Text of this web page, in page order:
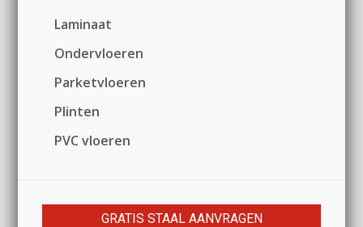
Laminaat
Ondervloeren
Parketvloeren
Plinten
PVC vloeren
GRATIS STAAL AANVRAGEN